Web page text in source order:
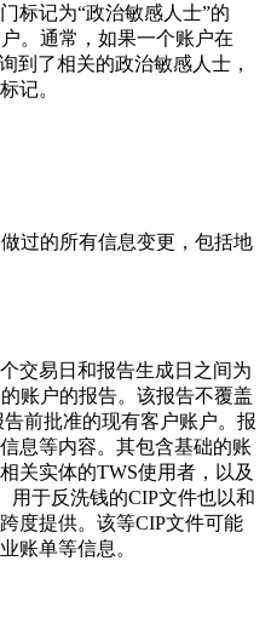
标记为“政治敏感人士”的
。通常，如果一个账户在
到了相关的政治敏感人士，
记。
过的所有信息变更，包括地
交易日和报告生成日之间为
账户的报告。该报告不覆盖
告前批准的现有客户账户。报
息等内容。其包含基础的账
关实体的TWS使用者，以及
用于反洗钱的CIP文件也以和
度提供。该等CIP文件可能
账单等信息。